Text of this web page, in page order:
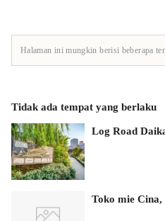
Halaman ini mungkin berisi beberapa
Tidak ada tempat yang berlaku
Log Road
Toko mie